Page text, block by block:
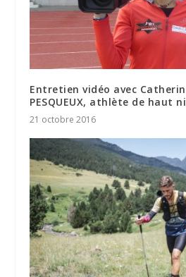
Entretien vidéo avec
PESQUEUX, athlète de haut
21 octobre 2016